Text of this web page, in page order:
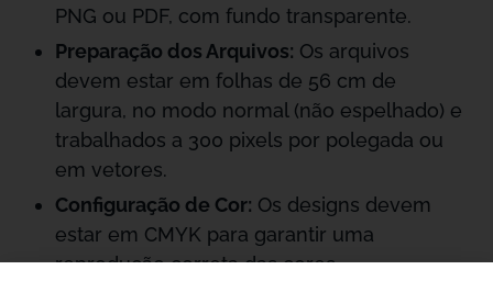
PNG ou PDF, com fundo transparente.
Preparação dos Arquivos: Os arquivos
devem estar em folhas de 56 cm de
largura, no modo normal (não espelhado) e
trabalhados a 300 pixels por polegada ou
em vetores.
Configuração de Cor: Os designs devem
estar em CMYK para garantir uma
reprodução correta das cores.